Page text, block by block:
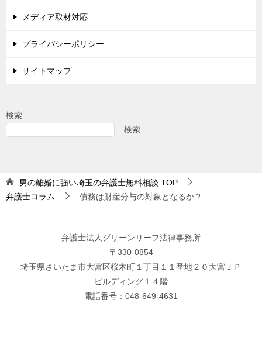
メディア取材対応
プライバシーポリシー
サイトマップ
検索
検索
男の離婚に強い埼玉の弁護士無料相談 TOP
弁護士コラム
債務は財産分与の対象となるか？
弁護士法人グリーンリーフ法律事務所
〒330-0854
埼玉県さいたま市大宮区桜木町１丁目１１番地２０大宮ＪＰ
ビルディング１４階
電話番号：048-649-4631